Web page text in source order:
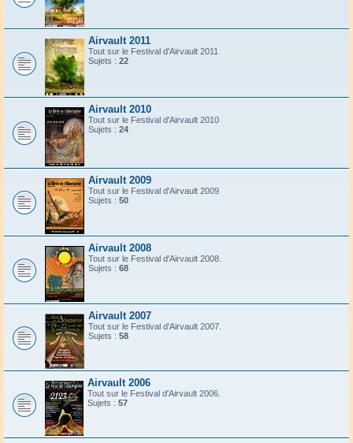
Airvault 2011
Tout sur le Festival d'Airvault 2011
Sujets : 22
Airvault 2010
Tout sur le Festival d'Airvault 2010
Sujets : 24
Airvault 2009
Tout sur le Festival d'Airvault 2009
Sujets : 50
Airvault 2008
Tout sur le Festival d'Airvault 2008.
Sujets : 68
Airvault 2007
Tout sur le Festival d'Airvault 2007.
Sujets : 58
Airvault 2006
Tout sur le Festival d'Airvault 2006.
Sujets : 57